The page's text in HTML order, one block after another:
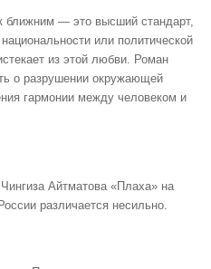
ближним — это высший стандарт,
или политической
из этой любви. Роман
о разрушении окружающей
гармонии между человеком и
Айтматова «Плаха» на
различается несильно.